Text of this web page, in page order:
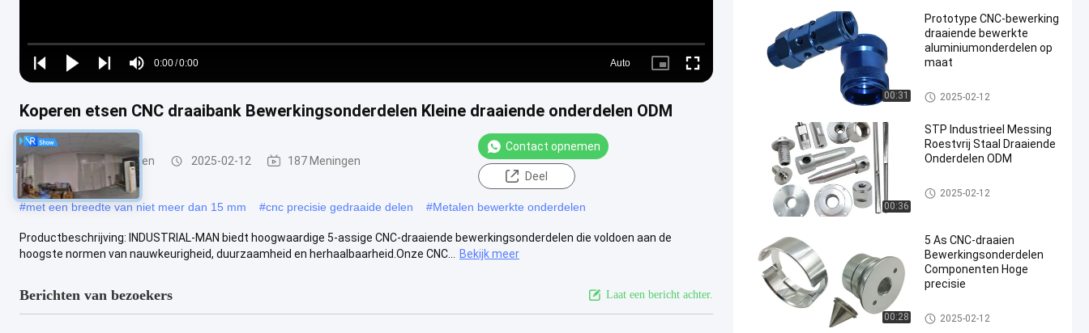
Play
Play
Play
Mute
Time
0:00/0:00
Loaded:
0%
Auto
Picture- Fullscreen
Koperen etsen CNC draaibank Bewerkingsonderdelen Kleine draaiende onderdelen ODM
CNC-draaiwerkstukken 2025-02-12 187 Meningen
Contact opnemen
Deel
#met een breedte van niet meer dan 15 mm #cnc precisie gedraaide delen #Metalen bewerkte onderdelen
Productbeschrijving: INDUSTRIAL-MAN biedt hoogwaardige 5-assige CNC-draaiende bewerkingsonderdelen die voldoen aan de
hoogste normen van nauwkeurigheid, duurzaamheid en herhaalbaarheid.Onze CNC...
Bekijk meer
Berichten van bezoekers Laat een bericht achter.
00:31
Prototype CNC-bewerking
draaiende bewerkte
aluminiumonderdelen op
maat
CNC-draaiwerkstukken
2025-02-12
00:36
STP Industrieel Messing
Roestvrij Staal Draaiende
Onderdelen ODM
CNC-draaiwerkstukken
2025-02-12
00:28
5 As CNC-draaien
Bewerkingsonderdelen
Componenten Hoge
precisie
CNC-draaiwerkstukken
2025-02-12